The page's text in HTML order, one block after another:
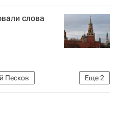
слова
Еще2
Песков